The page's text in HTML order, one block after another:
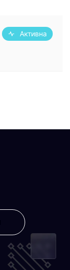
Активна